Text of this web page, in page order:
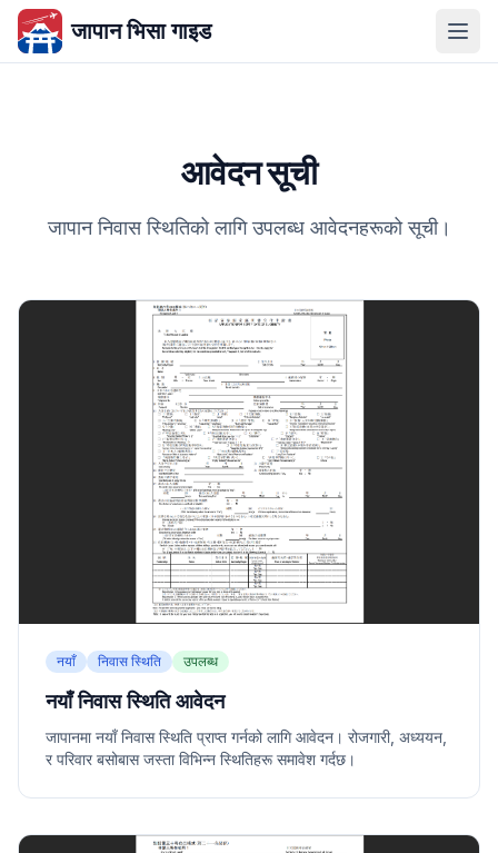
जापान भिसा गाइड
आवेदन सूची
जापान निवास स्थितिको लागि उपलब्ध आवेदनहरूको सूची।
नयाँ निवास स्थिति उपलब्ध
नयाँ निवास स्थिति आवेदन
जापानमा नयाँ निवास स्थिति प्राप्त गर्नको लागि आवेदन। रोजगारी, अध्ययन,
र परिवार बसोबास जस्ता विभिन्न स्थितिहरू समावेश गर्दछ।